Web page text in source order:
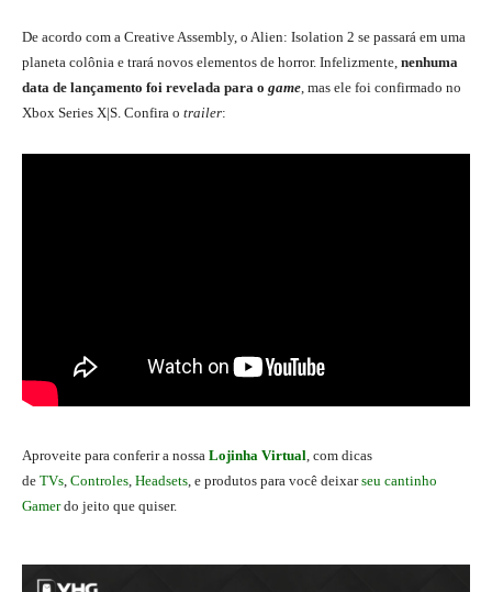
De acordo com a Creative Assembly, o Alien: Isolation 2 se passará em uma
planeta colônia e trará novos elementos de horror. Infelizmente, nenhuma
data de lançamento foi revelada para o game, mas ele foi confirmado no
Xbox Series X|S. Confira o trailer:
Aproveite para conferir a nossa Lojinha Virtual , com dicas
de TVs Controles Headsets , e produtos para você deixarseu cantinho
Gamerdo jeito que quiser.